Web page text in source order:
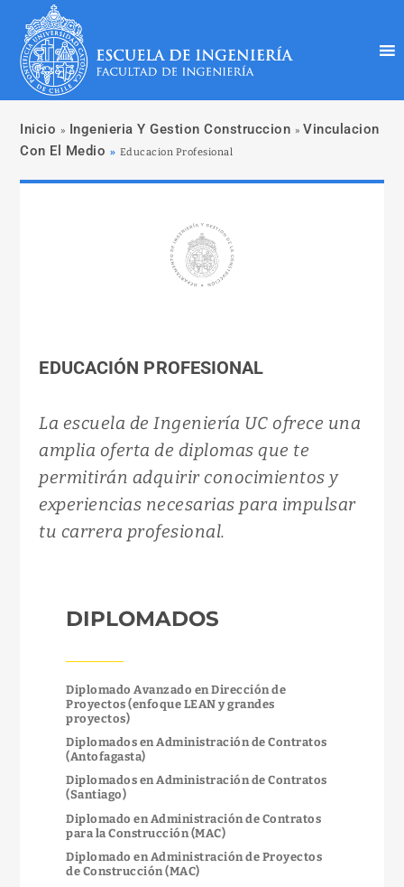
Inicio » Ingenieria Y Gestion Construccion » Vinculacion
Con El Medio » Educacion Profesional
EDUCACIÓN PROFESIONAL
La escuela de Ingeniería UC ofrece una
amplia oferta de diplomas que te
permitirán adquirir conocimientos y
experiencias necesarias para impulsar
tu carrera profesional.
DIPLOMADOS
Diplomado Avanzado en Dirección de
Proyectos (enfoque LEAN y grandes
proyectos)
Diplomados en Administración de Contratos
(Antofagasta)
Diplomados en Administración de Contratos
(Santiago)
Diplomado en Administración de Contratos
para la Construcción (MAC)
Diplomado en Administración de Proyectos
de Construcción (MAC)